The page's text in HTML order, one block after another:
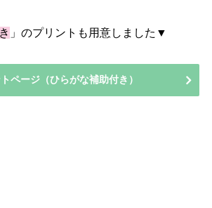
」のプリントも用意しました▼
ページ（ひらがな補助付き）